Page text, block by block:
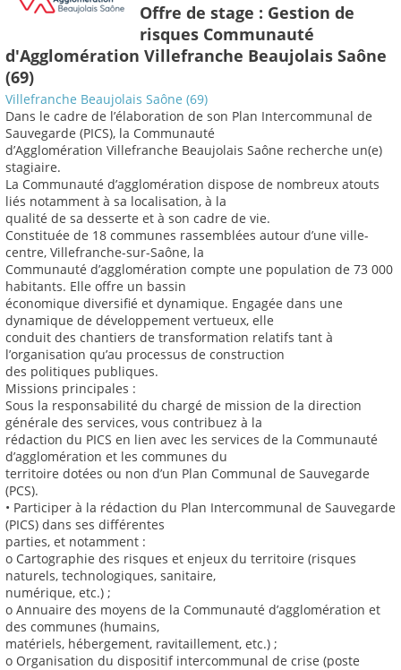
Offre de stage : Gestion de
risques Communauté
d'Agglomération Villefranche Beaujolais Saône
(69)
Villefranche Beaujolais Saône (69)
Dans le cadre de l’élaboration de son Plan Intercommunal de
Sauvegarde (PICS), la Communauté
d’Agglomération Villefranche Beaujolais Saône recherche un(e)
stagiaire.
La Communauté d’agglomération dispose de nombreux atouts
liés notamment à sa localisation, à la
qualité de sa desserte et à son cadre de vie.
Constituée de 18 communes rassemblées autour d’une ville-
centre, Villefranche-sur-Saône, la
Communauté d’agglomération compte une population de 73 000
habitants. Elle offre un bassin
économique diversifié et dynamique. Engagée dans une
dynamique de développement vertueux, elle
conduit des chantiers de transformation relatifs tant à
l’organisation qu’au processus de construction
des politiques publiques.
Missions principales :
Sous la responsabilité du chargé de mission de la direction
générale des services, vous contribuez à la
rédaction du PICS en lien avec les services de la Communauté
d’agglomération et les communes du
territoire dotées ou non d’un Plan Communal de Sauvegarde
(PCS).
• Participer à la rédaction du Plan Intercommunal de Sauvegarde
(PICS) dans ses différentes
parties, et notamment :
o Cartographie des risques et enjeux du territoire (risques
naturels, technologiques, sanitaire,
numérique, etc.) ;
o Annuaire des moyens de la Communauté d’agglomération et
des communes (humains,
matériels, hébergement, ravitaillement, etc.) ;
o Organisation du dispositif intercommunal de crise (poste